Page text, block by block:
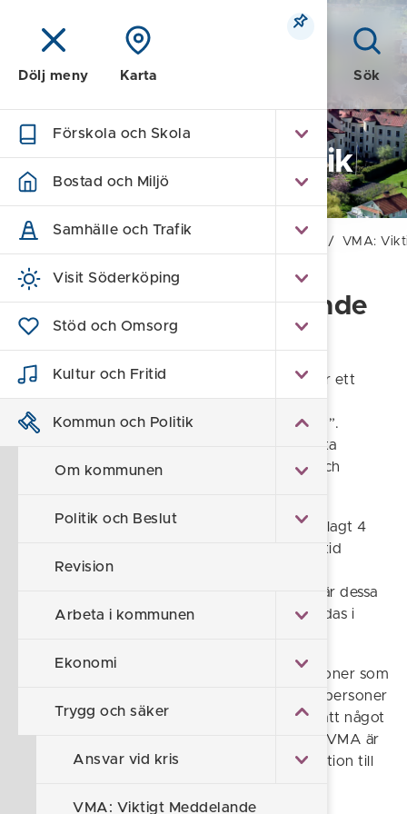
Meny Sök
Dölj meny Karta
Förskola och Skola
Bostad och Miljö
Samhälle och Trafik
Visit Söderköping
Stöd och Omsorg
Kultur och Fritid
Kommun och Politik
Om kommunen
Politik och Beslut
Revision
Arbeta i kommunen
Ekonomi
Trygg och säker
Ansvar vid kris
VMA: Viktigt Meddelande
Kommun och Politik
Hem / VMA:
VMA: Viktigt Meddelande
till Allmänheten
Viktigt meddelande till allmänheten, VMA, är ett
varningssystem till allmänheten vid allvarliga
händelser. Det kallas också för “Hesa Fredrik”.
Systemet testas fyra gånger per år, den första
helgfria måndagen i mars, juni, september och
Hesa Fredrik finns som ljudsignal på sammanlagt 4
500 hustak runt om i Sverige. Det är inte alltid
ljudsignalerna används, utan ibland kommer
informationen enbart via radio och TV. Det är dessa
sätt att sprida informationen som ska användas i
VMA kan även skickas via sms till mobiltelefoner som
har använts i ett visst område. På så sätt får personer
som befinner sig i området information om att något
har inträffat. Efter att du har tagit del av ett VMA är
det viktigt att söka vidare efter mer information till